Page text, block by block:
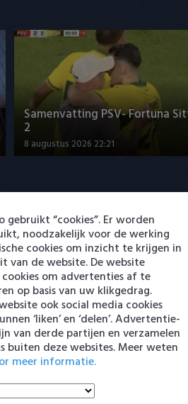
Samenvatting PSV- Fortuna
2
8 augustus 2026 22:21
Samenvatting AZ - ADO Den
8 augustus 2026 23:21
gebruikt “cookies”. Er worden
noodzakelijk voor de werking
cookies om inzicht te krijgen in
van de website. De website
om advertenties af te
op basis van uw klikgedrag.
ook social media cookies
‘liken’ en ‘delen’. Advertentie-
van derde partijen en verzamelen
buiten deze websites. Meer weten
meer informatie.